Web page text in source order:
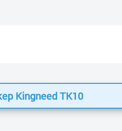
Kingneed TK10
ОСТАВЬТЕ ЗАЯВКУ